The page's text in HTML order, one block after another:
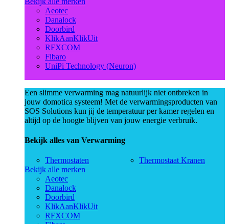
Aeotec
Danalock
Doorbird
KlikAanKlikUit
RFXCOM
Fibaro
UniPi Technology (Neuron)
Een slimme verwarming mag natuurlijk niet ontbreken in
jouw domotica systeem! Met de verwarmingsproducten van
SOS Solutions kun jij de temperatuur per kamer regelen en
altijd op de hoogte blijven van jouw energie verbruik.
Bekijk alles van Verwarming
Thermostaten
Thermostaat Kranen
Bekijk alle merken
Aeotec
Danalock
Doorbird
KlikAanKlikUit
RFXCOM